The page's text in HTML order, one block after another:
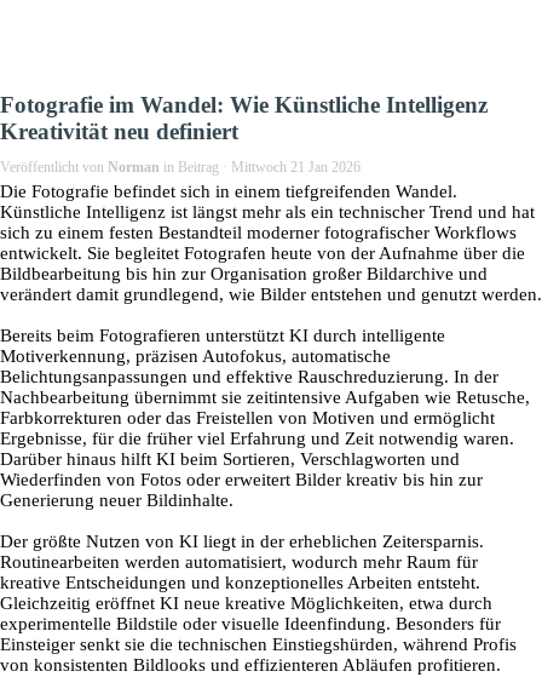
Fotografie im Wandel: Wie Künstliche Intelligenz
Kreativität neu definiert
Veröffentlicht von Norman in Beitrag · Mittwoch 21 Jan 2026
Die Fotografie befindet sich in einem tiefgreifenden Wandel.
Künstliche Intelligenz ist längst mehr als ein technischer Trend und hat
sich zu einem festen Bestandteil moderner fotografischer Workflows
entwickelt. Sie begleitet Fotografen heute von der Aufnahme über die
Bildbearbeitung bis hin zur Organisation großer Bildarchive und
verändert damit grundlegend, wie Bilder entstehen und genutzt werden.
Bereits beim Fotografieren unterstützt KI durch intelligente
Motiverkennung, präzisen Autofokus, automatische
Belichtungsanpassungen und effektive Rauschreduzierung. In der
Nachbearbeitung übernimmt sie zeitintensive Aufgaben wie Retusche,
Farbkorrekturen oder das Freistellen von Motiven und ermöglicht
Ergebnisse, für die früher viel Erfahrung und Zeit notwendig waren.
Darüber hinaus hilft KI beim Sortieren, Verschlagworten und
Wiederfinden von Fotos oder erweitert Bilder kreativ bis hin zur
Generierung neuer Bildinhalte.
Der größte Nutzen von KI liegt in der erheblichen Zeitersparnis.
Routinearbeiten werden automatisiert, wodurch mehr Raum für
kreative Entscheidungen und konzeptionelles Arbeiten entsteht.
Gleichzeitig eröffnet KI neue kreative Möglichkeiten, etwa durch
experimentelle Bildstile oder visuelle Ideenfindung. Besonders für
Einsteiger senkt sie die technischen Einstiegshürden, während Profis
von konsistenten Bildlooks und effizienteren Abläufen profitieren.